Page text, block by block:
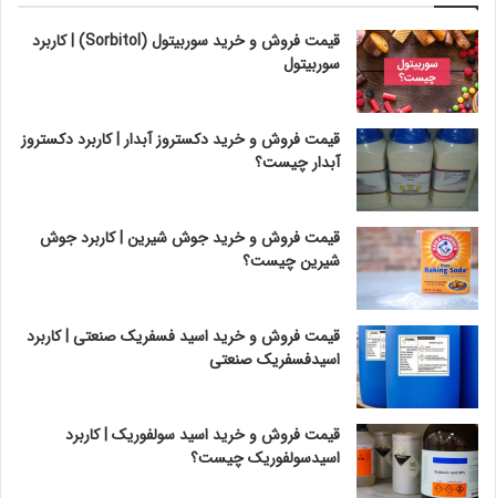
قیمت فروش و خرید سوربیتول (Sorbitol) | کاربرد
سوربیتول
قیمت فروش و خرید دکستروز آبدار | کاربرد دکستروز
آبدار چیست؟
قیمت فروش و خرید جوش شیرین | کاربرد جوش
شیرین چیست؟
قیمت فروش و خرید اسید فسفریک صنعتی | کاربرد
اسیدفسفریک صنعتی
قیمت فروش و خرید اسید سولفوریک | کاربرد
اسیدسولفوریک چیست؟